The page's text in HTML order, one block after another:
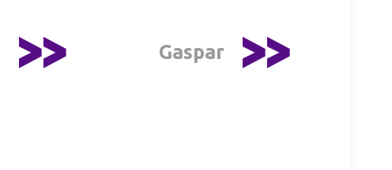
>> Gaspar >>